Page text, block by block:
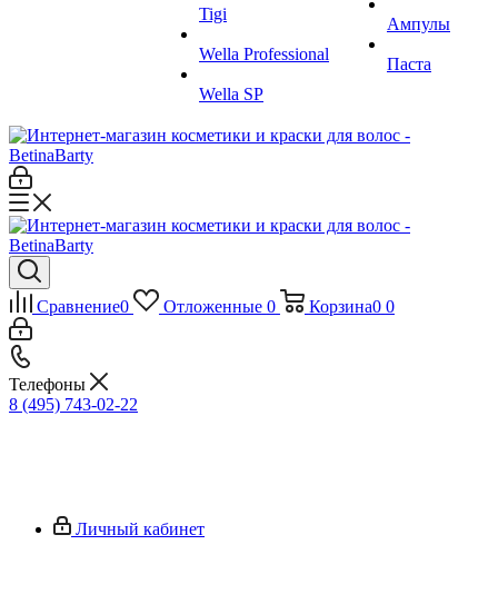
Tigi
Wella Professional
Wella SP
Ампулы
Паста
Сравнение0 Отложенные 0 Корзина0 0
Телефоны
8 (495) 743-02-22
Личный кабинет